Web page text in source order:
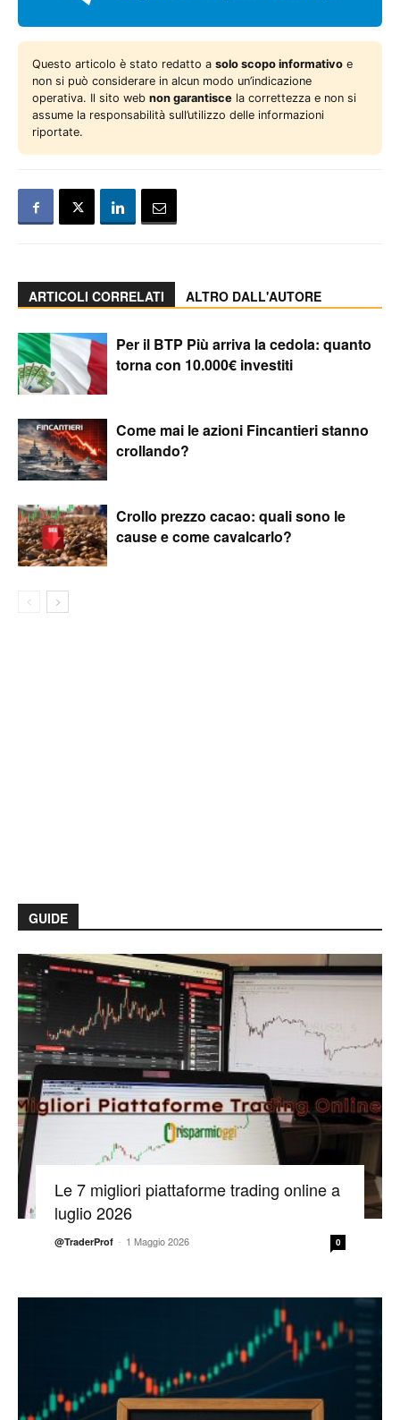
Questo articolo è stato redatto a solo scopo informativo e
non si può considerare in alcun modo un’indicazione
operativa. Il sito web non garantisce la correttezza e non si
assume la responsabilità sull’utilizzo delle informazioni
riportate.
ARTICOLI CORRELATI ALTRO DALL'AUTORE
Per il BTP Più arriva la cedola: quanto
torna con 10.000€ investiti
Come mai le azioni Fincantieri stanno
crollando?
Crollo prezzo cacao: quali sono le
cause e come cavalcarlo?
GUIDE
Le 7 migliori piattaforme trading online a
luglio 2026
@TraderProf - 1 Maggio 2026 0